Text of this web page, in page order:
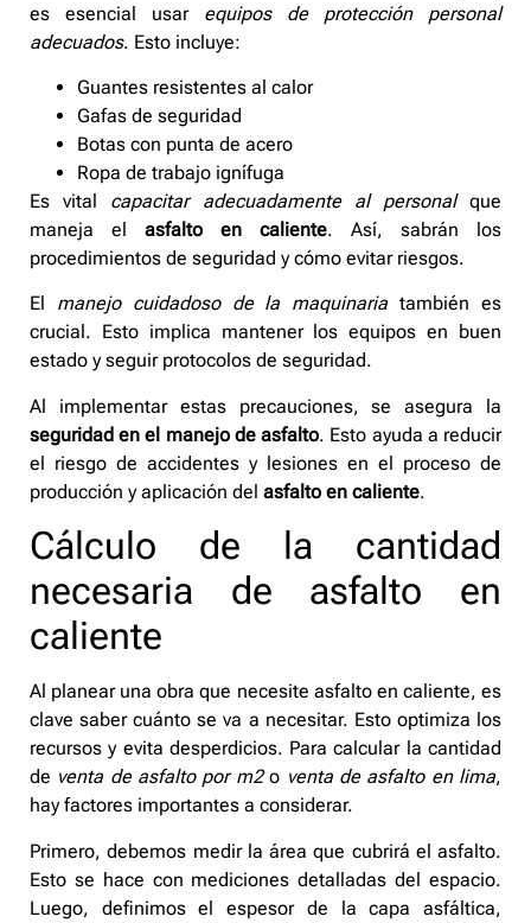
es esencial usar equipos de protección personal
adecuados. Esto incluye:
Guantes resistentes al calor
Gafas de seguridad
Botas con punta de acero
Ropa de trabajo ignífuga
Es vital capacitar adecuadamente al personalque
maneja el asfalto en caliente. Así, sabrán los
procedimientos de seguridad y cómo evitar riesgos.
El manejo cuidadoso de la maquinaria también es
crucial. Esto implica mantener los equipos en buen
estado y seguir protocolos de seguridad.
Al implementar estas precauciones, se asegura la
seguridad en el manejo de asfalto. Esto ayuda a reducir
el riesgo de accidentes y lesiones en el proceso de
producción y aplicación del asfalto en caliente.
Cálculo de la cantidad
necesaria de asfalto en
caliente
Al planear una obra que necesite asfalto en caliente, es
clave saber cuánto se va a necesitar. Esto optimiza los
recursos y evita desperdicios. Para calcular la cantidad
de venta de asfalto por m2o venta de asfalto en lima,
hay factores importantes a considerar.
Primero, debemos medir la área que cubrirá el asfalto.
Esto se hace con mediciones detalladas del espacio.
Luego, definimos el espesor de la capa asfáltica,